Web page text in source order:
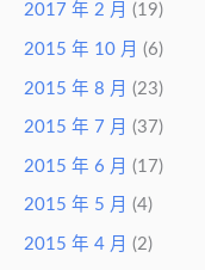
2017 年 2 月 (19)
2015 年 10 月 (6)
2015 年 8 月 (23)
2015 年 7 月 (37)
2015 年 6 月 (17)
2015 年 5 月 (4)
2015 年 4 月 (2)